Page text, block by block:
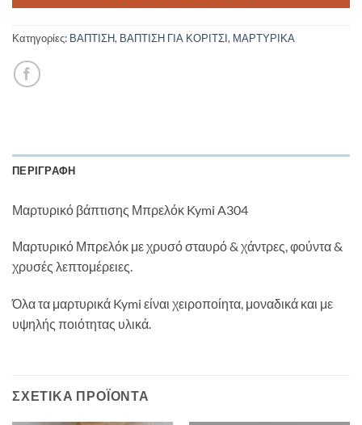
Κατηγορίες: ΒΑΠΤΙΣΗ, ΒΑΠΤΙΣΗ ΓΙΑ ΚΟΡΙΤΣΙ, ΜΑΡΤΥΡΙΚΑ
ΠΕΡΙΓΡΑΦΉ
Μαρτυρικό βάπτισης Μπρελόκ Kymi A304
Μαρτυρικό Μπρελόκ με χρυσό σταυρό & χάντρες, φούντα &
χρυσές λεπτομέρειες.
Όλα τα μαρτυρικά Kymi είναι χειροποίητα, μοναδικά και με
υψηλής ποιότητας υλικά.
ΣΧΕΤΙΚΆ ΠΡΟΪΌΝΤΑ